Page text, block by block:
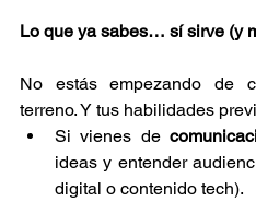
Lo que ya sabes… sí sirve (y
No estás empezando de
terreno. Y tus habilidades
Si vienes de
ideas y entender
digital o contenido tech).